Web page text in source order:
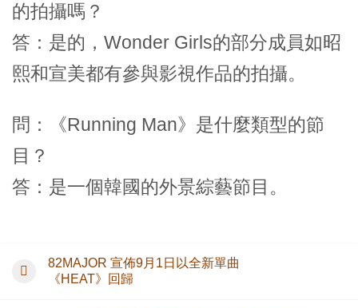
的拍攝嗎？
答：是的，Wonder Girls的部分成員如昭
熙和宣美都有參與影視作品的拍攝。
問：《Running Man》是什麼類型的節
目？
答：是一個韓國的外景綜藝節目。
82MAJOR 宣佈9月1日以全新單曲
《HEAT》回歸